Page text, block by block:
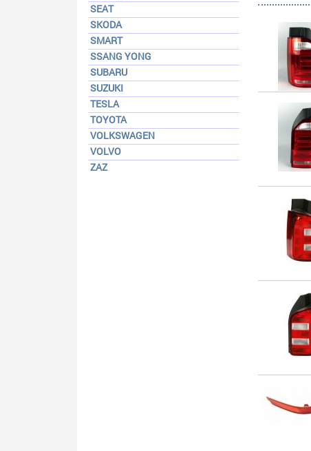
SEAT
SKODA
SMART
SSANG YONG
SUBARU
SUZUKI
TESLA
TOYOTA
VOLKSWAGEN
VOLVO
ZAZ